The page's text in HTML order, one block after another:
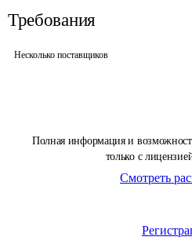
Полная информация и
только с
Смотреть
Требования
Несколько поставщиков